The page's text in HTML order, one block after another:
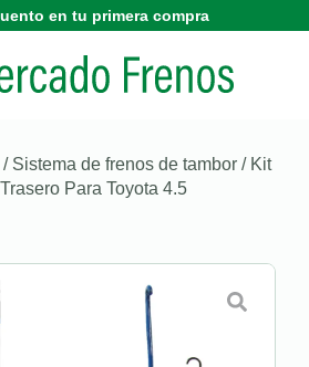
en tu primera compra
/ Sistema de frenos de tambor / Kit
Para Toyota 4.5